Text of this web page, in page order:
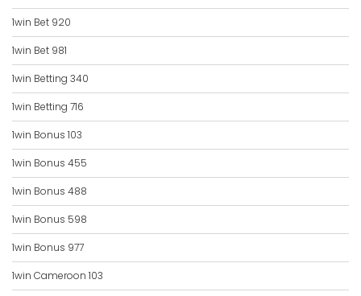
1win Bet 920
1win Bet 981
1win Betting 340
1win Betting 716
1win Bonus 103
1win Bonus 455
1win Bonus 488
1win Bonus 598
1win Bonus 977
1win Cameroon 103